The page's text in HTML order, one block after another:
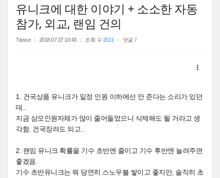
유니크에 대한 이야기 + 소소한 자동
참가, 외교, 랜임 건의
Tiasse 2018.07.27 10:43 조회 수 2011 댓글7
1. 건국상품 유니크가 일정 인원 이하에선 안 준다는 소리가 있던
데..
지금 삼모인원자체가 많이 줄어들었으니 삭제해도 될 거라고 생
각함. 건국장려도 되고..
2. 랜임 유니크 확률을 기수 초반엔 줄이고 기수 후반엔 늘려주면
좋겠음.
기수 초반유니크는 뭐 당연히 스노우볼 쌓이고 좋지만, 솔직히 초